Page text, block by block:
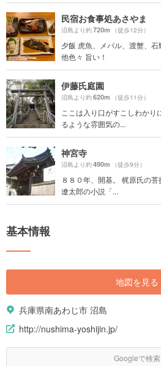
民宿お食事処あさやま
沼島より約720m （徒歩12分）
夕飯 虎魚、メバル、渡蟹、
他色々 旨い！
伊藤氏庭園
沼島より約620m （徒歩11分）
ここは入り口がすこしわか
るような雰囲気の...
神宮寺
沼島より約490m （徒歩9分）
８８０年、開基。 梶原氏の
遼太郎の小説「...
基本情報
地図を見る
兵庫県南あわじ市 沼島
http://nushima-yoshijin.jp/
Googleで検索